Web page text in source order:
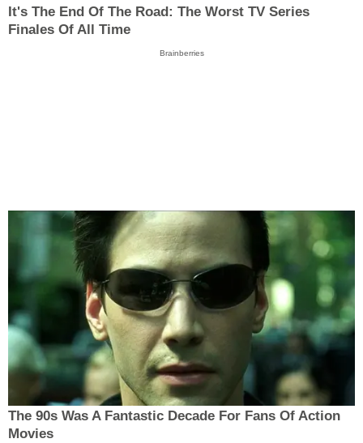
It's The End Of The Road: The Worst TV Series
Finales Of All Time
Brainberries
The 90s Was A Fantastic Decade For Fans Of Action
Movies